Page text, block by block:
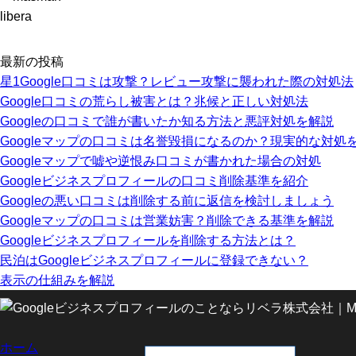
libera
最新の投稿
星1Google口コミは攻撃？レビュー攻撃に襲われた際の対処法
Google口コミの荒らし被害とは？兆候と正しい対処法
Googleの口コミで誰が書いたか知る方法と悪評対処を解説
Googleマップの口コミは名誉毀損になるのか？現実的な対処
Googleマップで嘘や逆恨み口コミが書かれた場合の対処
Googleビジネスプロフィールの口コミ削除基準を紹介
Googleの悪い口コミは削除する前に返信を検討しましょう
Googleマップの口コミは営業妨害？削除できる基準を解説
Googleビジネスプロフィールを削除する方法とは？
民泊はGoogleビジネスプロフィールに登録できない？
表示の仕組みを解説
ホーム